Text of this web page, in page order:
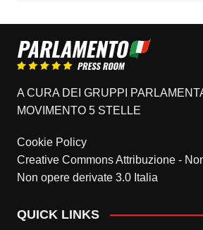
A CURA DEI GRUPPI
MOVIMENTO 5 STELLE
Cookie Policy
Creative Commons Attribuzione -
Non opere derivate 3.0 Italia
QUICK LINKS